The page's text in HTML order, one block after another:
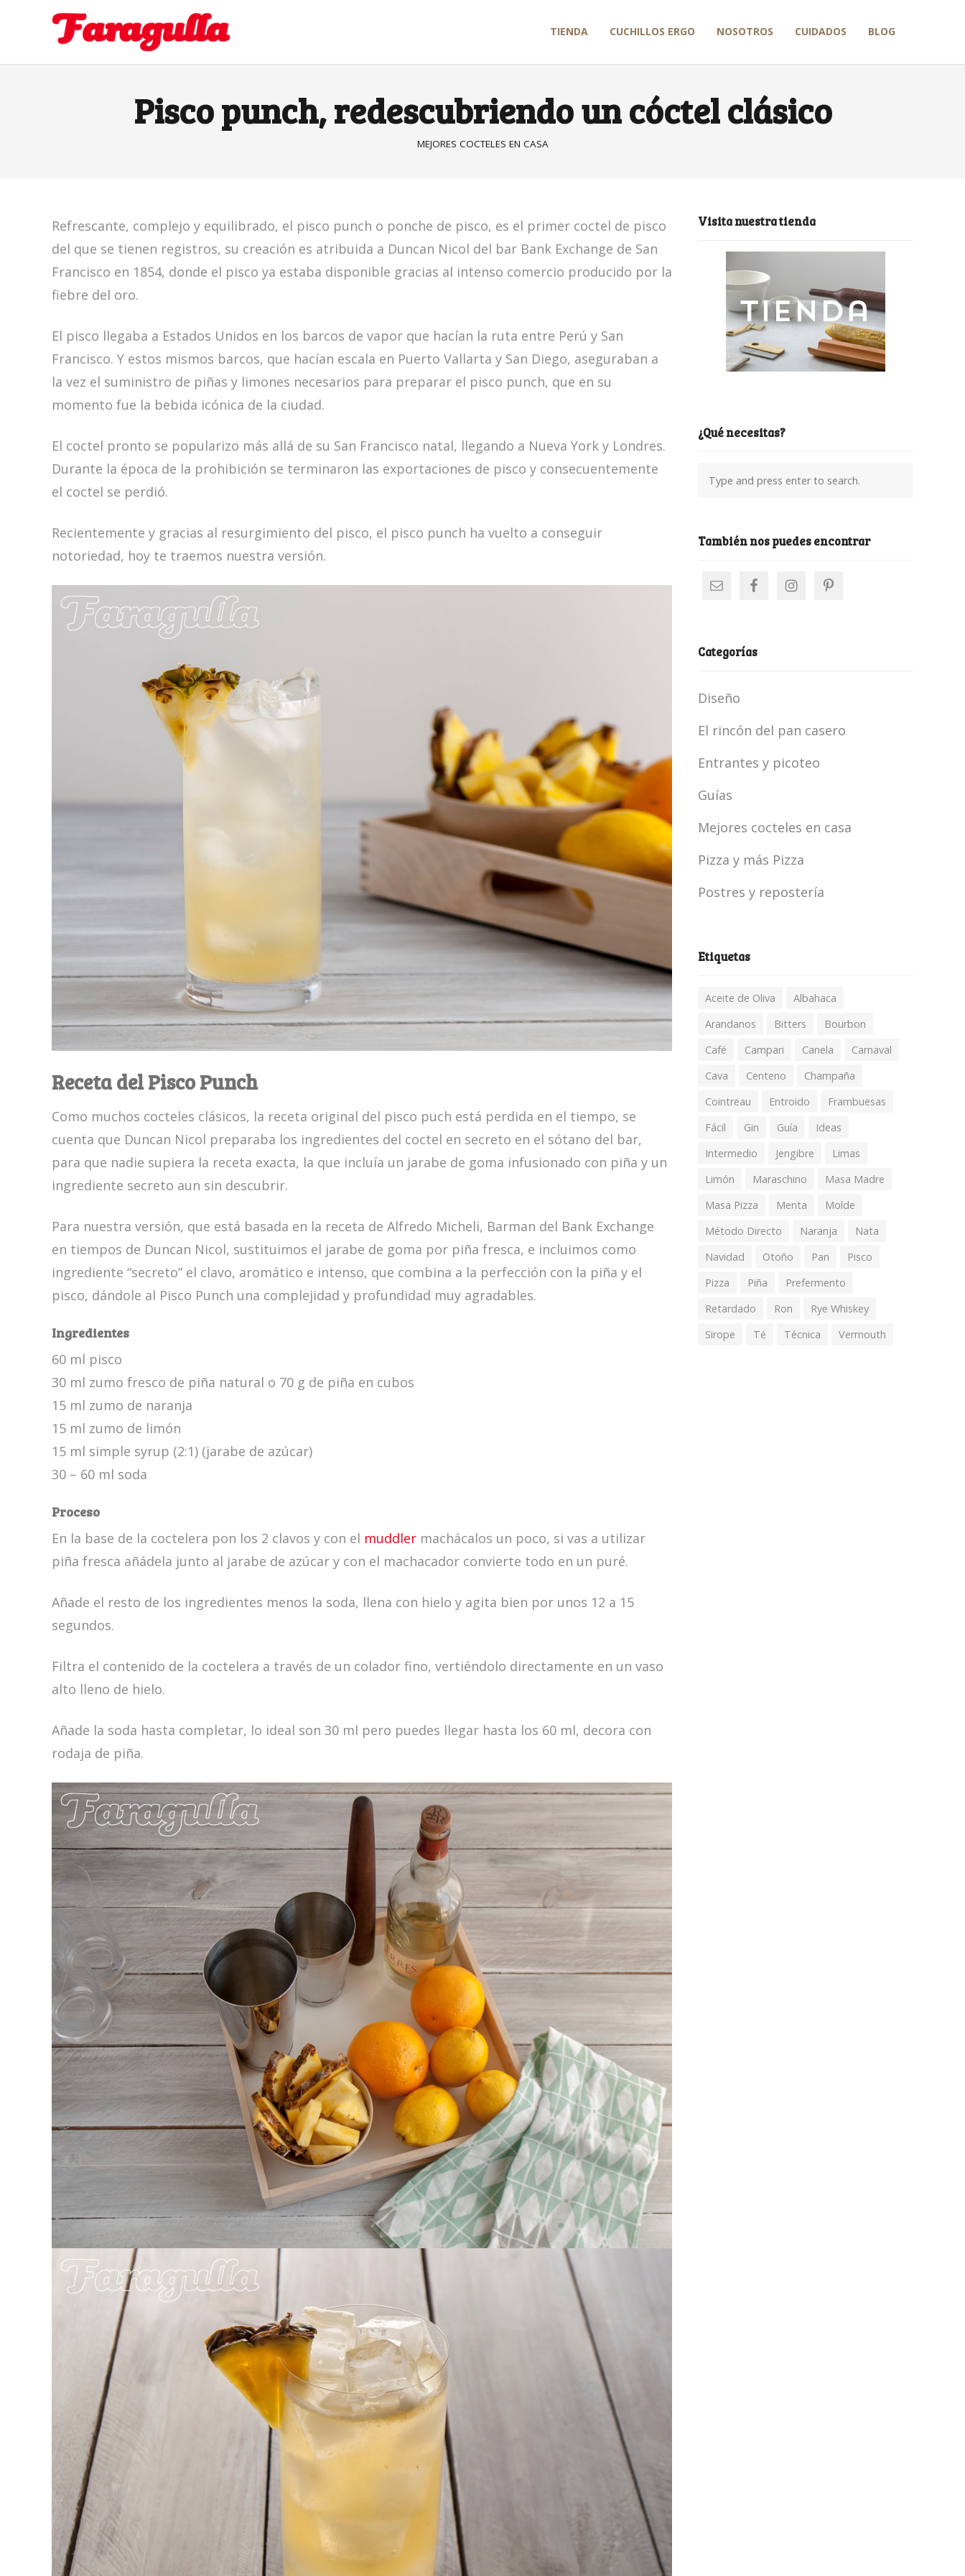
TIENDA CUCHILLOS ERGO NOSOTROS CUIDADOS BLOG
Pisco punch, redescubriendo un cóctel clásico
MEJORES COCTELES EN CASA
Refrescante, complejo y equilibrado, el pisco punch o ponche de pisco, es el primer coctel de pisco
del que se tienen registros, su creación es atribuida a Duncan Nicol del bar Bank Exchange de San
Francisco en 1854, donde el pisco ya estaba disponible gracias al intenso comercio producido por la
fiebre del oro.
El pisco llegaba a Estados Unidos en los barcos de vapor que hacían la ruta entre Perú y San
Francisco. Y estos mismos barcos, que hacían escala en Puerto Vallarta y San Diego, aseguraban a
la vez el suministro de piñas y limones necesarios para preparar el pisco punch, que en su
momento fue la bebida icónica de la ciudad.
El coctel pronto se popularizo más allá de su San Francisco natal, llegando a Nueva York y Londres.
Durante la época de la prohibición se terminaron las exportaciones de pisco y consecuentemente
el coctel se perdió.
Recientemente y gracias al resurgimiento del pisco, el pisco punch ha vuelto a conseguir
notoriedad, hoy te traemos nuestra versión.
Receta del Pisco Punch
Como muchos cocteles clásicos, la receta original del pisco puch está perdida en el tiempo, se
cuenta que Duncan Nicol preparaba los ingredientes del coctel en secreto en el sótano del bar,
para que nadie supiera la receta exacta, la que incluía un jarabe de goma infusionado con piña y un
ingrediente secreto aun sin descubrir.
Para nuestra versión, que está basada en la receta de Alfredo Micheli, Barman del Bank Exchange
en tiempos de Duncan Nicol, sustituimos el jarabe de goma por piña fresca, e incluimos como
ingrediente “secreto” el clavo, aromático e intenso, que combina a la perfección con la piña y el
pisco, dándole al Pisco Punch una complejidad y profundidad muy agradables.
Ingredientes
60 ml pisco
30 ml zumo fresco de piña natural o 70 g de piña en cubos
15 ml zumo de naranja
15 ml zumo de limón
15 ml simple syrup (2:1) (jarabe de azúcar)
30 – 60 ml soda
Proceso
En la base de la coctelera pon los 2 clavos y con el muddler machácalos un poco, si vas a utilizar
piña fresca añádela junto al jarabe de azúcar y con el machacador convierte todo en un puré.
Añade el resto de los ingredientes menos la soda, llena con hielo y agita bien por unos 12 a 15
segundos.
Filtra el contenido de la coctelera a través de un colador fino, vertiéndolo directamente en un vaso
alto lleno de hielo.
Añade la soda hasta completar, lo ideal son 30 ml pero puedes llegar hasta los 60 ml, decora con
rodaja de piña.
Visita nuestra tienda
¿Qué necesitas?
También nos puedes encontrar
Categorías
Diseño
El rincón del pan casero
Entrantes y picoteo
Guías
Mejores cocteles en casa
Pizza y más Pizza
Postres y repostería
Etiquetas
Aceite de Oliva
Albahaca
Arandanos
Bitters
Bourbon
Café
Campari Canela
Carnaval
Cava
Centeno
Champaña
Cointreau
Entroido
Frambuesas
Fácil
Gin Guía
Ideas
Intermedio
Jengibre
Limas
Limón
Maraschino
Masa Madre
Masa Pizza
Menta
Molde
Método Directo
Naranja
Nata
Navidad
Otoño Pan
Pisco
Pizza
Piña
Prefermento
Retardado
Ron
Rye Whiskey
Sirope
Té Técnica Vermouth